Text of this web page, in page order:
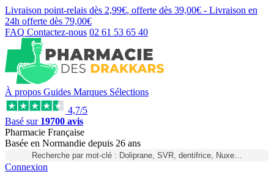
Livraison point-relais dès 2,99€, offerte dès 39,00€ - Livraison en
24h offerte dès 79,00€
FAQ Contactez-nous 02 61 53 65 40
À propos Guides Marques Sélections
4,7/5
Basé sur 19700 avis
Pharmacie Française
Basée en Normandie depuis 26 ans
Recherche par mot-clé : Doliprane, SVR, dentifrice, Nuxe…
Connexion